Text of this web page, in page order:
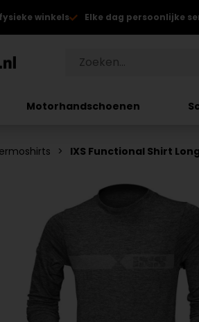
winkels Elke dag persoonlijke
Motorhandschoenen
IXS Functional Shirt